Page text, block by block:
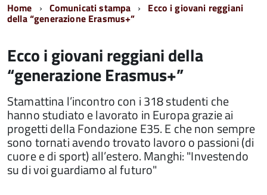
Home Comunicati stampa Ecco i giovani reggiani
della “generazione Erasmus+”
Ecco i giovani reggiani della
“generazione Erasmus+”
Stamattina l’incontro con i 318 studenti che
hanno studiato e lavorato in Europa grazie ai
progetti della Fondazione E35. E che non sempre
sono tornati avendo trovato lavoro o passioni (di
cuore e di sport) all’estero. Manghi: "Investendo
su di voi guardiamo al futuro"